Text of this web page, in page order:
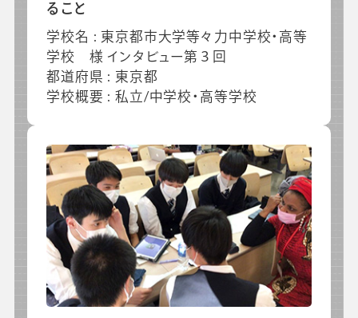
ること
学校名 : 東京都市大学等々力中学校・高等
学校 様 インタビュー第３回
都道府県 : 東京都
学校概要 : 私立/中学校・高等学校